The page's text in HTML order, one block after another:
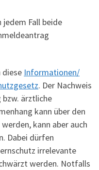
Fall beide
diese Informationen/
. Der Nachweis
ärztliche
kann über den
kann aber auch
Dabei dürfen
irrelevante
werden. Notfalls